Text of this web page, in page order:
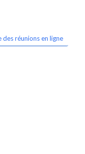
des réunions en ligne